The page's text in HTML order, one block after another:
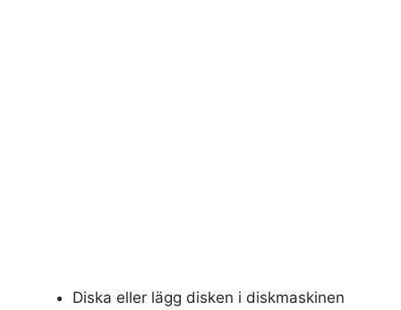
Diska eller lägg disken i diskmaskinen